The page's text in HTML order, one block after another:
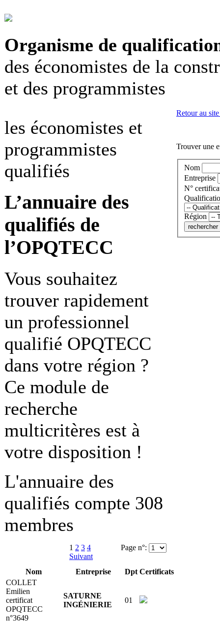
Organisme de
des économistes de la
et des programmistes
les économistes et
programmistes
qualifiés
L’annuaire des
qualifiés de
l’OPQTECC
Vous souhaitez
trouver rapidement
un professionnel
qualifié OPQTECC
dans votre région ?
Ce module de
recherche
multicritères est à
votre disposition !
L'annuaire des
qualifiés compte 308
membres
Page n°:
1 2 3 4
Suivant
Nom
Entreprise Dpt Certificats
COLLET
Emilien
certificat
OPQTECC
n°3649
SATURNE
INGÉNIERIE
01
Retour au
Trouver une
Nom
Entreprise
N°
Région